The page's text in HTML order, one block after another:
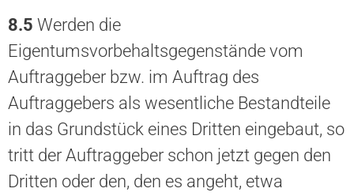
8.5 Werden die
Eigentumsvorbehaltsgegenstände vom
Auftraggeber bzw. im Auftrag des
Auftraggebers als wesentliche Bestandteile
in das Grundstück eines Dritten eingebaut, so
tritt der Auftraggeber schon jetzt gegen den
Dritten oder den, den es angeht, etwa